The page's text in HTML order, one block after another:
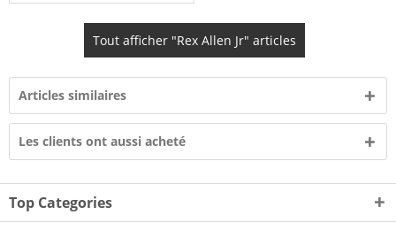
Tout afficher "Rex Allen Jr" articles
Articles similaires
Les clients ont aussi acheté
Top Categories